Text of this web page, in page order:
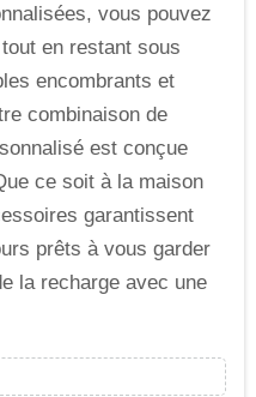
vous pouvez
en restant sous
encombrants et
combinaison de
est conçue
ce soit à la maison
garantissent
prêts à vous garder
la recharge avec une